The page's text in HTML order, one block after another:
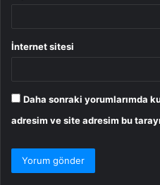
İnternet sitesi
Daha sonraki yorumlarımda
adresim ve site adresim bu